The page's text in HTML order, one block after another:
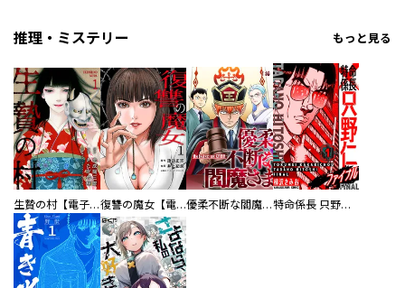
推理・ミステリー もっと見る
生贄の村【電子単行本版】 復讐の魔女【電子単行本版】 優柔不断な閻魔さま 特命係長 只野仁ファイナル 愛蔵版